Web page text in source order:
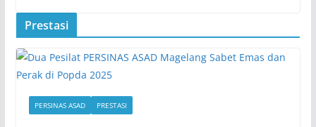
Prestasi
PERSINAS ASAD PRESTASI